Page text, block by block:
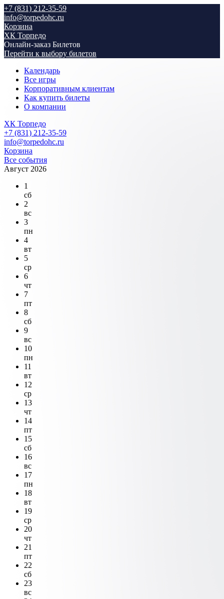
+7 (831) 212-35-59
info@torpedohc.ru
Корзина
ХК Торпедо
Онлайн-заказ Билетов
Перейти к выбору билетов
Календарь
Все игры
Корпоративным клиентам
Как купить билеты
О компании
ХК Торпедо
+7 (831) 212-35-59
info@torpedohc.ru
Корзина
Все события
Август 2026
1
сб
2
вс
3
пн
4
вт
5
ср
6
чт
7
пт
8
сб
9
вс
10
пн
11
вт
12
ср
13
чт
14
пт
15
сб
16
вс
17
пн
18
вт
19
ср
20
чт
21
пт
22
сб
23
вс